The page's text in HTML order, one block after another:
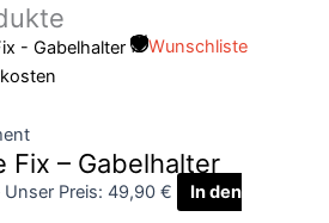
Wunschliste
Fix – Gabelhalter
Unser Preis: 49,90 €
In den